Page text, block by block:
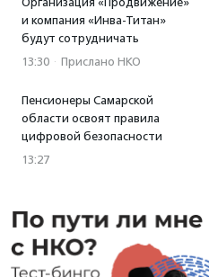
и компания «Инва-Титан»
будут сотрудничать
13:30 · Прислано НКО
Пенсионеры Самарской
области освоят правила
цифровой безопасности
13:27